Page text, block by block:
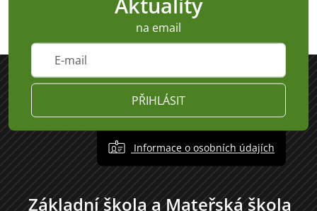
na email
PŘIHLÁSIT
Informace o osobních údajích
Základní škola a Mateřská škola